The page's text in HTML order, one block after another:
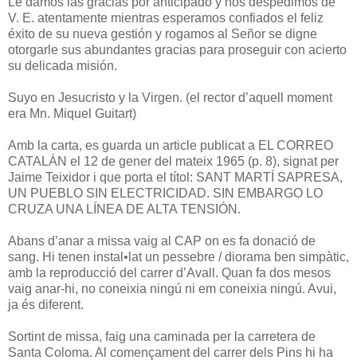
V. E. atentamente mientras esperamos confiados el feliz
éxito de su nueva gestión y rogamos al Señor se digne
otorgarle sus abundantes gracias para proseguir con acierto
su delicada misión.
Suyo en Jesucristo y la Virgen. (el rector d’aquell moment
era Mn. Miquel Guitart)
Amb la carta, es guarda un article publicat a EL CORREO
CATALÁN el 12 de gener del mateix 1965 (p. 8), signat per
Jaime Teixidor i que porta el títol: SANT MARTÍ SAPRESA,
UN PUEBLO SIN ELECTRICIDAD. SIN EMBARGO LO
CRUZA UNA LÍNEA DE ALTA TENSIÓN.
Abans d’anar a missa vaig al CAP on es fa donació de
sang. Hi tenen instal•lat un pessebre / diorama ben simpàtic,
amb la reproducció del carrer d’Avall. Quan fa dos mesos
vaig anar-hi, no coneixia ningú ni em coneixia ningú. Avui,
ja és diferent.
Sortint de missa, faig una caminada per la carretera de
Santa Coloma. Al començament del carrer dels Pins hi ha